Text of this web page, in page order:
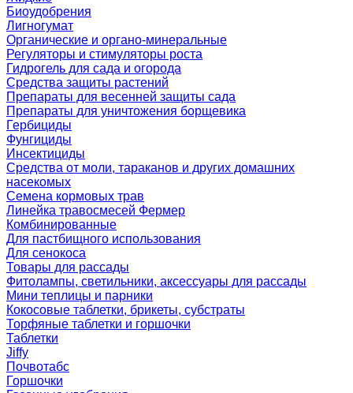
Биоудобрения
Лигногумат
Органические и органо-минеральные
Регуляторы и стимуляторы роста
Гидрогель для сада и огорода
Средства защиты растений
Препараты для весенней защиты сада
Препараты для уничтожения борщевика
Гербициды
Фунгициды
Инсектициды
Средства от моли, тараканов и других домашних
насекомых
Семена кормовых трав
Линейка травосмесей Фермер
Комбинированные
Для пастбищного использования
Для сенокоса
Товары для рассады
Фитолампы, светильники, аксессуары для рассады
Мини теплицы и парники
Кокосовые таблетки, брикеты, субстраты
Торфяные таблетки и горшочки
Таблетки
Jiffy
Почвотабс
Горшочки